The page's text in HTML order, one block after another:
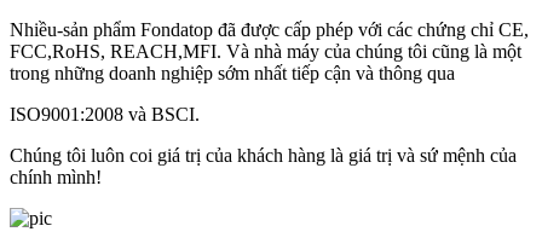
Nhiều-sản phẩm Fondatop đã được cấp phép với các chứng chỉ CE,
FCC,RoHS, REACH,MFI. Và nhà máy của chúng tôi cũng là một
trong những doanh nghiệp sớm nhất tiếp cận và thông qua
ISO9001:2008 và BSCI.
Chúng tôi luôn coi giá trị của khách hàng là giá trị và sứ mệnh của
chính mình!